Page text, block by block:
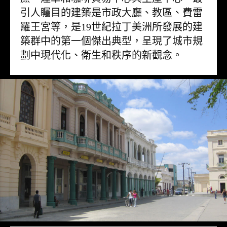
引人矚目的建築是市政大廳、教區、費雷
羅王宮等，是19世紀拉丁美洲所發展的建
築群中的第一個傑出典型，呈現了城市規
劃中現代化、衛生和秩序的新觀念。